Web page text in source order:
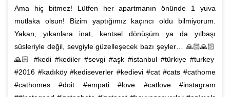
Ama hiç bitmez! Lütfen her apartmanın önünde 1 yuva
mutlaka olsun! Bizim yaptığımız kaçıncı oldu bilmiyorum.
Yakan, yıkanlara inat, kentsel dönüşüm ya da yılbaşı
süsleriyle değil, sevgiyle güzelleşecek bazı şeyler… 🙏🏻🙏🏻
🙏🏻 #kedi #kediler #sevgi #aşk #istanbul #türkiye #turkey
#2016 #kadıköy #kediseverler #kedievi #cat #cats #cathome
#cathomes #doit #empati #love #catlove #instagram